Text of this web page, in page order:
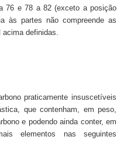
76 e 78 a 82 (exceto a posição
às partes não compreende as
acima definidas.
praticamente insuscetíveis
que contenham, em peso,
e podendo ainda conter, em
elementos nas seguintes